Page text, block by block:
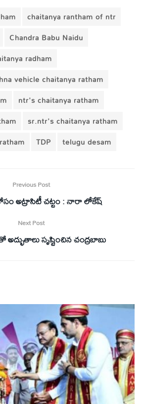
chaitanya rantham of ntr
Chandra Babu Naidu
radham
vehicle chaitanya ratham
ntr's chaitanya ratham
sr.ntr's chaitanya ratham
TDP telugu desam
Previous Post
అట్రాసిటీ చట్టం : నారా లోకేష్
Next Post
అద్భుతాలు సృష్టించిన చంద్రబాబు